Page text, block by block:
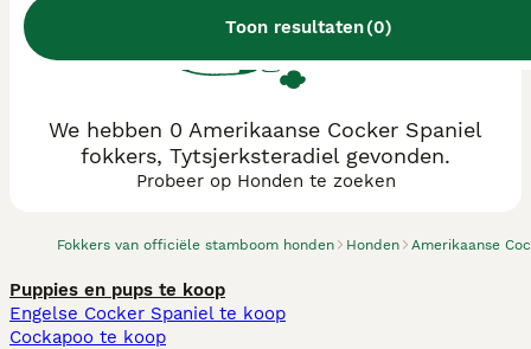
Toon resultaten(0)
Fokkers van officiële stamboom honden Honden Amerikaanse
We hebben 0 Amerikaanse Cocker Spaniel
fokkers, Tytsjerksteradiel gevonden.
Probeer op Honden te zoeken
Puppies en pups te koop
Engelse Cocker Spaniel te koop
Cockapoo te koop